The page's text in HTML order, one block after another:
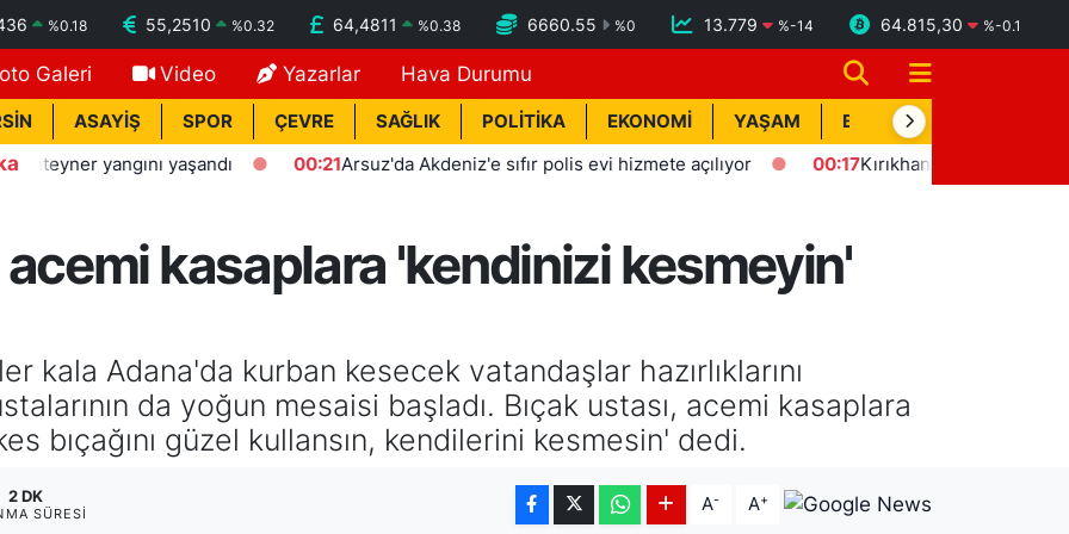
%0.18 55,2510 %0.32 64,4811 %0.38 6660.55 %0 13.779 %-14 64.815,30 %-0.1
Galeri Video Yazarlar Hava Durumu
ASAYİŞ SPOR ÇEVRE SAĞLIK POLİTİKA EKONOMİ YAŞAM BİK İLAN
yangını yaşandı 00:21 Arsuz'da Akdeniz'e sıfır polis evi hizmete açılıyor 00:17 Kırıkhan'da trafik kazası: 1 yaralı
acemi kasaplara 'kendinizi kesmeyin'
kala Adana'da kurban kesecek vatandaşlar hazırlıklarını
da yoğun mesaisi başladı. Bıçak ustası, acemi kasaplara
bıçağını güzel kullansın, kendilerini kesmesin' dedi.
2 DK
SÜRESI A- A+